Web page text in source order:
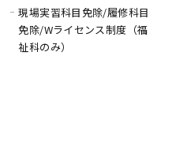
現場実習科目免除/履修科目
免除/Wライセンス制度（福
祉科のみ）